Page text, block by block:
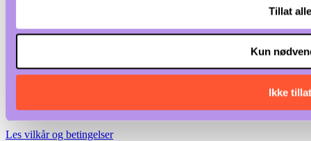
Tillat alle
Kun
Ikke tillat
2)Kortbetaling med Visa/Mastercard.Handle trygt og enkelt
gjennom Dintero. Betal hele summen eller del opp din betaling via
3)Vipps- det enkleste alternativet.
I kassen huker du av for ønske om leasing.
Vi behandler søknaden din hos oss.
Les vilkår og betingelser